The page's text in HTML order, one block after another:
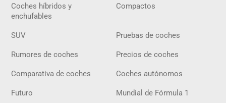
Coches híbridos y
enchufables
Compactos
SUV Pruebas de coches
Rumores de coches Precios de coches
Comparativa de coches Coches autónomos
Futuro Mundial de Fórmula 1